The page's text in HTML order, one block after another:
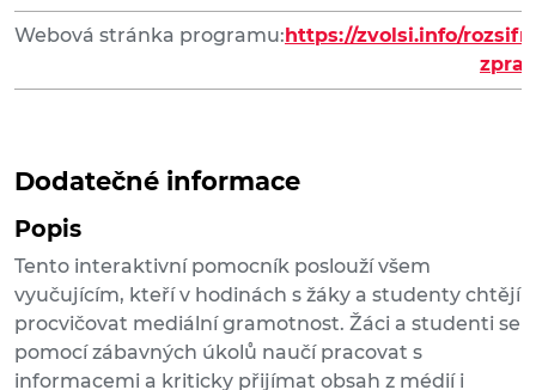
Webová stránka programu: https://zvolsi.info/
Dodatečné informace
Popis
Tento interaktivní pomocník poslouží všem
vyučujícím, kteří v hodinách s žáky a studenty chtějí
procvičovat mediální gramotnost. Žáci a studenti se
pomocí zábavných úkolů naučí pracovat s
informacemi a kriticky přijímat obsah z médií i